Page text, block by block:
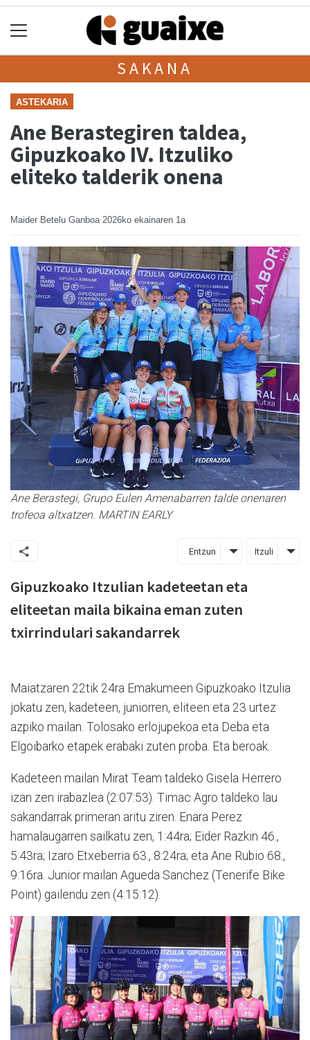
SAKANA
ASTEKARIA
Ane Berastegiren taldea,
Gipuzkoako IV. Itzuliko
eliteko talderik onena
Maider Betelu Ganboa 2026ko ekainaren 1a
Ane Berastegi, Grupo Eulen Amenabarren talde onenaren
trofeoa altxatzen. MARTIN EARLY
Entzun Itzuli
Gipuzkoako Itzulian kadeteetan eta
eliteetan maila bikaina eman zuten
txirrindulari sakandarrek
Maiatzaren 22tik 24ra Emakumeen Gipuzkoako Itzulia
jokatu zen, kadeteen, juniorren, eliteen eta 23 urtez
azpiko mailan. Tolosako erlojupekoa eta Deba eta
Elgoibarko etapek erabaki zuten proba. Eta beroak.
Kadeteen mailan Mirat Team taldeko Gisela Herrero
izan zen irabazlea (2:07:53). Timac Agro taldeko lau
sakandarrak primeran aritu ziren. Enara Perez
hamalaugarren sailkatu zen, 1:44ra; Eider Razkin 46.,
5:43ra; Izaro Etxeberria 63., 8:24ra; eta Ane Rubio 68.,
9:16ra. Junior mailan Agueda Sanchez (Tenerife Bike
Point) gailendu zen (4:15:12).